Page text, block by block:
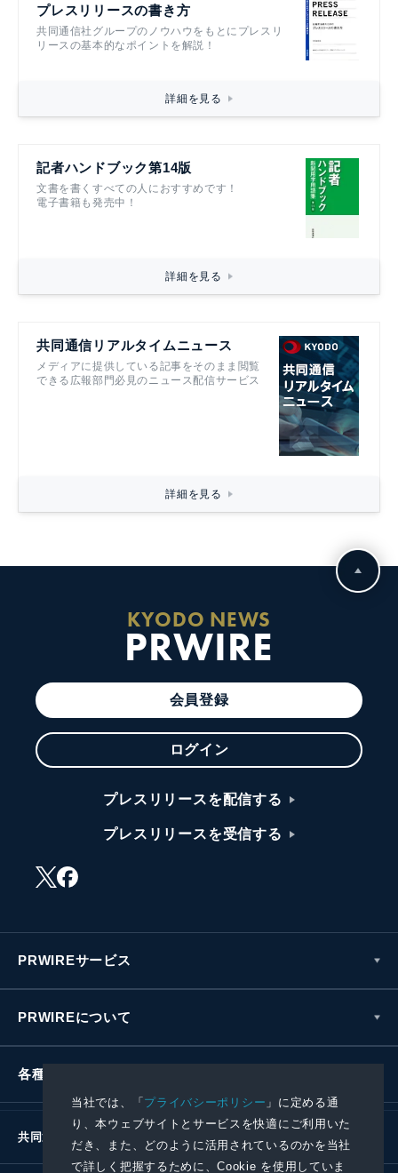
当社では、「プライバシーポリシー 」に定める通
り、本ウェブサイトとサービスを快適にご利用いた
だき、また、どのように活用されているのかを当社
で詳しく把握するために、Cookie を使用していま
プレスリリースの書き方
共同通信社グループのノウハウをもとにプレスリ
リースの基本的なポイントを解説！
詳細を見る
記者ハンドブック第14版
文書を書くすべての人におすすめです！
電子書籍も発売中！
詳細を見る
共同通信リアルタイムニュース
メディアに提供している記事をそのまま閲覧
できる広報部門必見のニュース配信サービス
詳細を見る
KYODO NEWS
PRWIRE
会員登録
ログイン
プレスリリースを配信する
プレスリリースを受信する
PRWIREサービス
PRWIREについて
各種お問い合わせ
共同通信社グループ